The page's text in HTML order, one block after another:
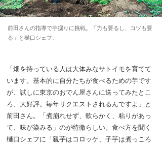
前田さんの指導で芋掘りに挑戦。「力も要るし、コツも要
る」と樋口シェフ。
「畑を持っている人は大体みなサトイモを育てて
います。基本的に自分たちが食べるための芋です
が、試しに東京のおでん屋さんに送ってみたとこ
ろ、大好評。毎年リクエストされるんですよ」と
前田さん。「煮崩れせず、軟らかく、粘りがあっ
て、味が染みる」のが特徴らしい。食べ方を聞く
樋口シェフに「親芋はコロッケ、子芋は煮っころ